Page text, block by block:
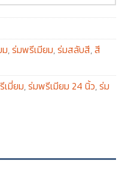
,ร่มพรีเมียม,ร่มสลับสี,สี
เมี่ยม,ร่มพรีเมียม 24 นิ้ว,ร่ม